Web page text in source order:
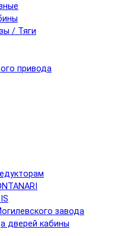
/ Тяги
привода
завода
дверей кабины